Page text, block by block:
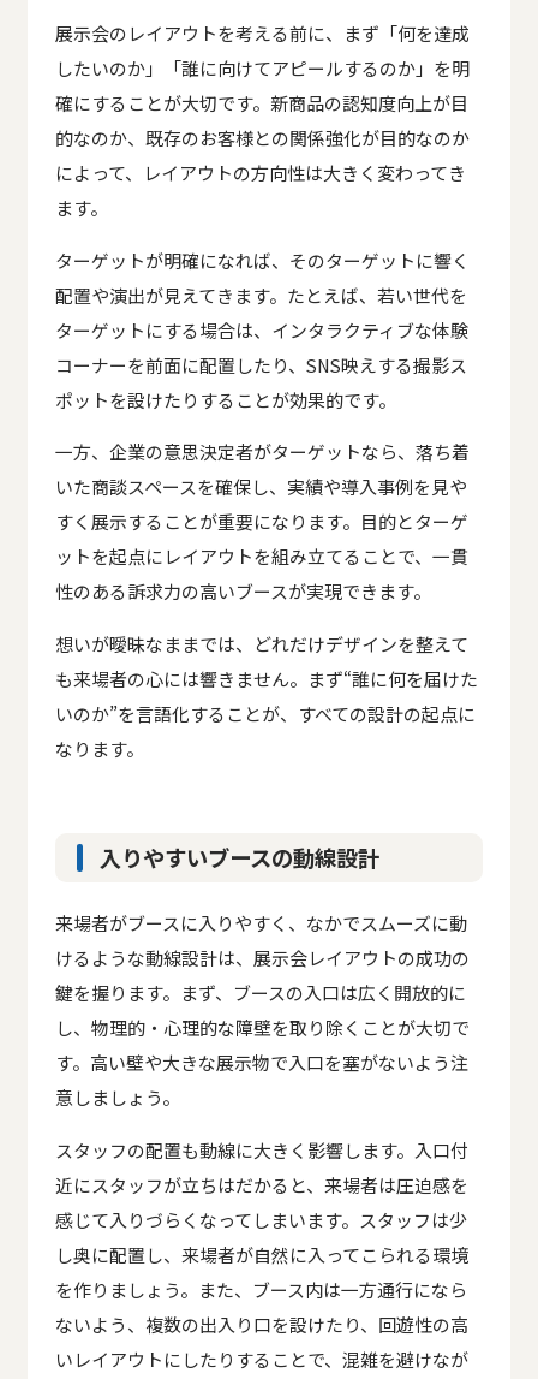
展示会のレイアウトを考える前に、まず「何を達成
したいのか」「誰に向けてアピールするのか」を明
確にすることが大切です。新商品の認知度向上が目
的なのか、既存のお客様との関係強化が目的なのか
によって、レイアウトの方向性は大きく変わってき
ます。
ターゲットが明確になれば、そのターゲットに響く
配置や演出が見えてきます。たとえば、若い世代を
ターゲットにする場合は、インタラクティブな体験
コーナーを前面に配置したり、SNS映えする撮影ス
ポットを設けたりすることが効果的です。
一方、企業の意思決定者がターゲットなら、落ち着
いた商談スペースを確保し、実績や導入事例を見や
すく展示することが重要になります。目的とターゲ
ットを起点にレイアウトを組み立てることで、一貫
性のある訴求力の高いブースが実現できます。
想いが曖昧なままでは、どれだけデザインを整えて
も来場者の心には響きません。まず“誰に何を届けた
いのか”を言語化することが、すべての設計の起点に
なります。
入りやすいブースの動線設計
来場者がブースに入りやすく、なかでスムーズに動
けるような動線設計は、展示会レイアウトの成功の
鍵を握ります。まず、ブースの入口は広く開放的に
し、物理的・心理的な障壁を取り除くことが大切で
す。高い壁や大きな展示物で入口を塞がないよう注
意しましょう。
スタッフの配置も動線に大きく影響します。入口付
近にスタッフが立ちはだかると、来場者は圧迫感を
感じて入りづらくなってしまいます。スタッフは少
し奥に配置し、来場者が自然に入ってこられる環境
を作りましょう。また、ブース内は一方通行になら
ないよう、複数の出入り口を設けたり、回遊性の高
いレイアウトにしたりすることで、混雑を避けなが